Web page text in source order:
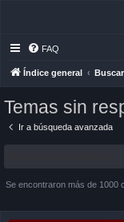
FAQ
Índice general Buscar
Temas sin
Ir a búsqueda avanzada
Se encontraron más de 1000